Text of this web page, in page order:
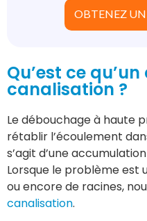
OBTENEZ
Qu’est ce
canalisation ?
Le débouchage à haute
rétablir l’écoulement
s’agit d’une
Lorsque le problème est
ou encore de racines,
canalisation.